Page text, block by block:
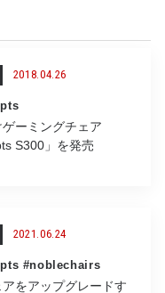
2018.04.26
ーミングチェア
S300」を発売
2021.06.24
#noblechairs
をアップグレードす